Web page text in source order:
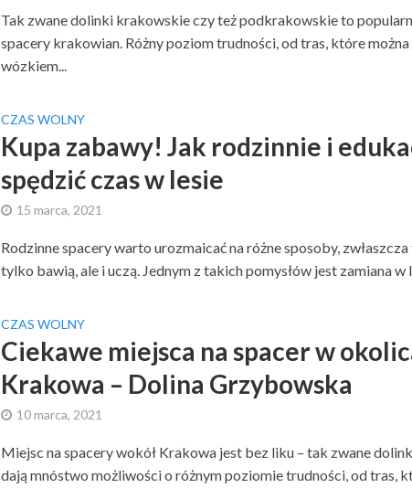
Tak zwane dolinki krakowskie czy też podkrakowskie to
spacery krakowian. Różny poziom trudności, od tras, które można
wózkiem...
CZAS WOLNY
Kupa zabawy! Jak rodzinnie i
spędzić czas w lesie
15 marca, 2021
Rodzinne spacery warto urozmaicać na różne sposoby,
tylko bawią, ale i uczą. Jednym z takich pomysłów jest zamiana w
CZAS WOLNY
Ciekawe miejsca na spacer w
Krakowa – Dolina Grzybowska
10 marca, 2021
Miejsc na spacery wokół Krakowa jest bez liku – tak zwane
dają mnóstwo możliwości o różnym poziomie trudności, od tras,